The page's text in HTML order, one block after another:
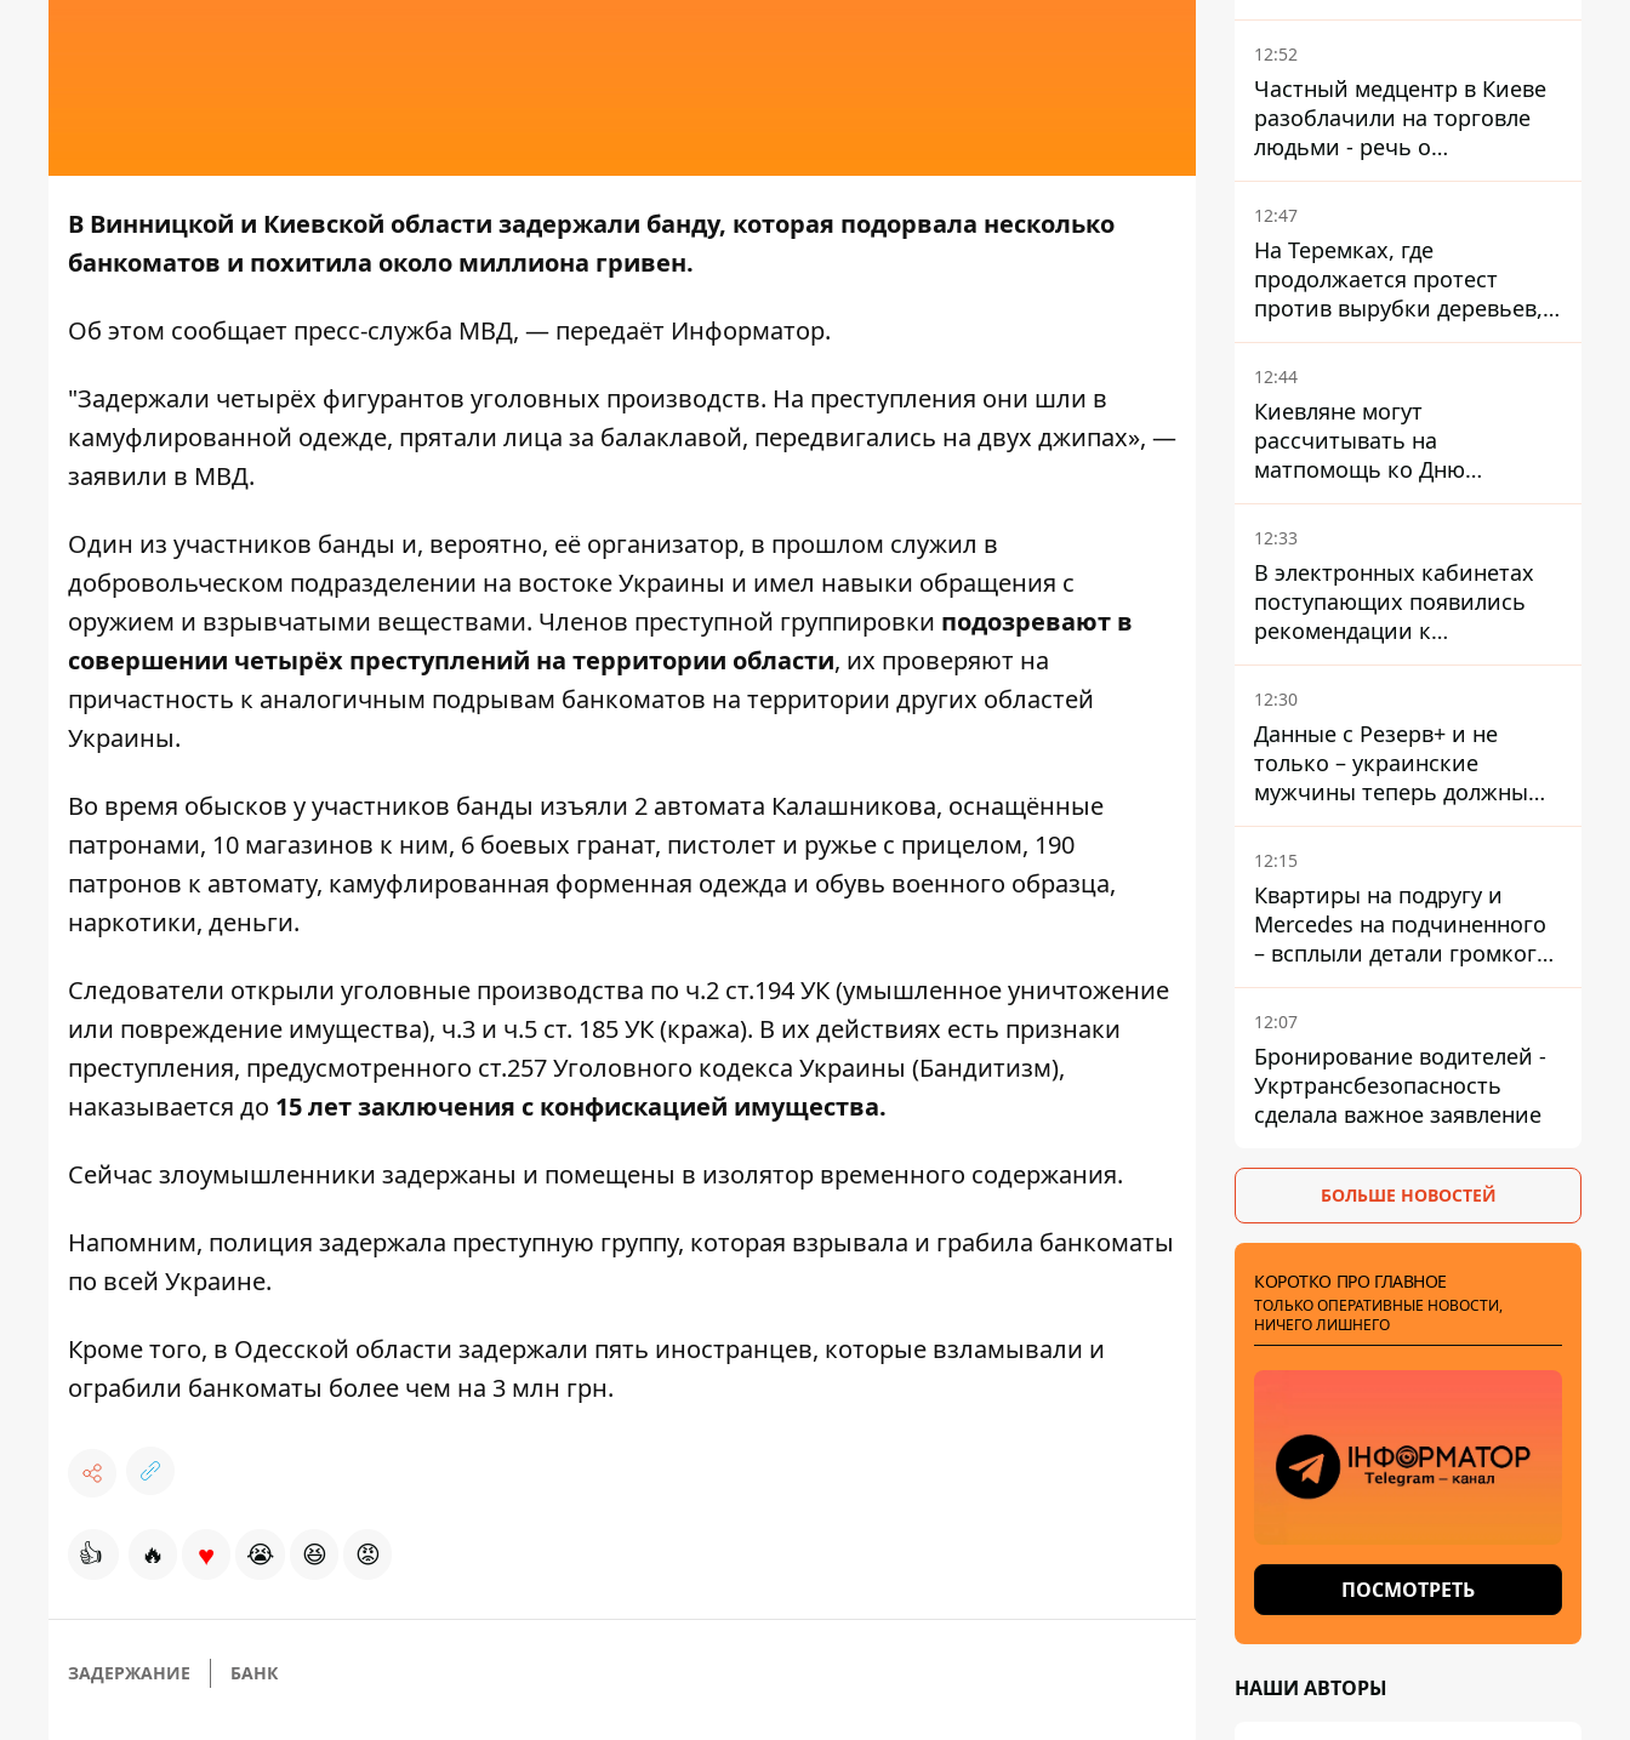
В Винницкой и Киевской области задержали банду, которая подорвала несколько
банкоматов и похитила около миллиона гривен.
Об этом сообщает пресс-служба МВД, — передаёт Информатор.
"Задержали четырёх фигурантов уголовных производств. На преступления они шли в
камуфлированной одежде, прятали лица за балаклавой, передвигались на двух джипах», —
заявили в МВД.
Один из участников банды и, вероятно, её организатор, в прошлом служил в
добровольческом подразделении на востоке Украины и имел навыки обращения с
оружием и взрывчатыми веществами. Членов преступной группировки подозревают в
совершении четырёх преступлений на территории области, их проверяют на
причастность к аналогичным подрывам банкоматов на территории других областей
Украины.
Во время обысков у участников банды изъяли 2 автомата Калашникова, оснащённые
патронами, 10 магазинов к ним, 6 боевых гранат, пистолет и ружье с прицелом, 190
патронов к автомату, камуфлированная форменная одежда и обувь военного образца,
наркотики, деньги.
Следователи открыли уголовные производства по ч.2 ст.194 УК (умышленное уничтожение
или повреждение имущества), ч.3 и ч.5 ст. 185 УК (кража). В их действиях есть признаки
преступления, предусмотренного ст.257 Уголовного кодекса Украины (Бандитизм),
наказывается до 15 лет заключения с конфискацией имущества.
Сейчас злоумышленники задержаны и помещены в изолятор временного содержания.
Напомним, полиция задержала преступную группу, которая взрывала и грабила банкоматы
по всей Украине.
Кроме того, в Одесской области задержали пять иностранцев, которые взламывали и
ограбили банкоматы более чем на 3 млн грн.
👍 🔥 ♥ 😭 😆 😡
ЗАДЕРЖАНИЕ БАНК
атаки на Добропольском
направлении
12:52
Частный медцентр в Киеве
разоблачили на торговле
людьми - речь о
суррогатном материнстве
12:47
На Теремках, где
продолжается протест
против вырубки деревьев,
произошла стычка со
спецназом полиции
12:44
Киевляне могут
рассчитывать на
матпомощь ко Дню
независимости - кому ее
дадут
12:33
В электронных кабинетах
поступающих появились
рекомендации к
зачислению на бакалавриат
и в магистратуру – что
12:30
Данные с Резерв+ и не
только – украинские
мужчины теперь должны
доказать непригодность к
службе, чтобы получить
12:15
Квартиры на подругу и
Mercedes на подчиненного
– всплыли детали громкого
дела НАБУ против
Стефанишиной
12:07
Бронирование водителей -
Укртрансбезопасность
сделала важное заявление
БОЛЬШЕ НОВОСТЕЙ
КОРОТКО ПРО ГЛАВНОЕ
ТОЛЬКО ОПЕРАТИВНЫЕ НОВОСТИ,
НИЧЕГО ЛИШНЕГО
ПОСМОТРЕТЬ
НАШИ АВТОРЫ